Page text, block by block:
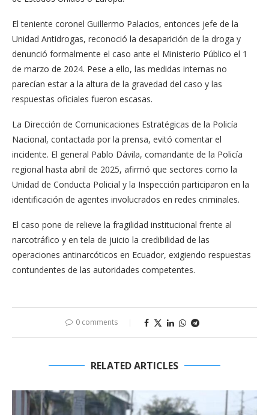
El teniente coronel Guillermo Palacios, entonces jefe de la
Unidad Antidrogas, reconoció la desaparición de la droga y
denunció formalmente el caso ante el Ministerio Público el 1
de marzo de 2024. Pese a ello, las medidas internas no
parecían estar a la altura de la gravedad del caso y las
respuestas oficiales fueron escasas.
La Dirección de Comunicaciones Estratégicas de la Policía
Nacional, contactada por la prensa, evitó comentar el
incidente. El general Pablo Dávila, comandante de la Policía
regional hasta abril de 2025, afirmó que sectores como la
Unidad de Conducta Policial y la Inspección participaron en la
identificación de agentes involucrados en redes criminales.
El caso pone de relieve la fragilidad institucional frente al
narcotráfico y en tela de juicio la credibilidad de las
operaciones antinarcóticos en Ecuador, exigiendo respuestas
contundentes de las autoridades competentes.
0 comments
RELATED ARTICLES